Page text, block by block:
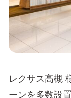
レクサス高槻
ーンを多数設